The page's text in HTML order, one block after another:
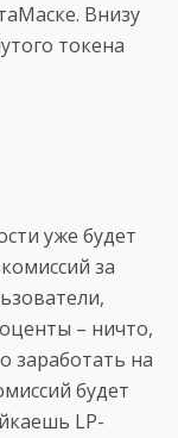
Внизу
токена
уже будет
за
– ничто,
заработать на
будет
LP-